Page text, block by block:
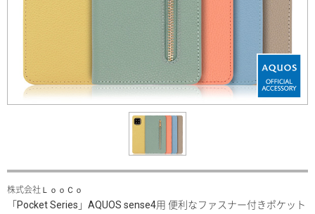
株式会社ＬｏｏＣｏ
「Pocket Series」AQUOS sense4用 便利なファスナー付きポケット